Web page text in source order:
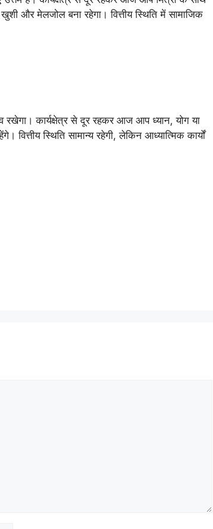
और मेलजोल बना रहेगा। वित्तीय स्थिति में सामाजिक
कार्यक्षेत्र से दूर रहकर आज आप ध्यान, योग या
वित्तीय स्थिति सामान्य रहेगी, लेकिन आध्यात्मिक कार्यों